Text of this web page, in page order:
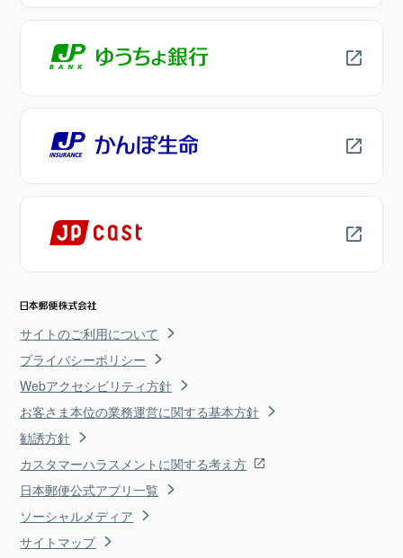
サイトのご利用について
プライバシーポリシー
Webアクセシビリティ方針
お客さま本位の業務運営に関する基本方針
勧誘方針
カスタマーハラスメントに関する考え方
日本郵便公式アプリ一覧
ソーシャルメディア
サイトマップ